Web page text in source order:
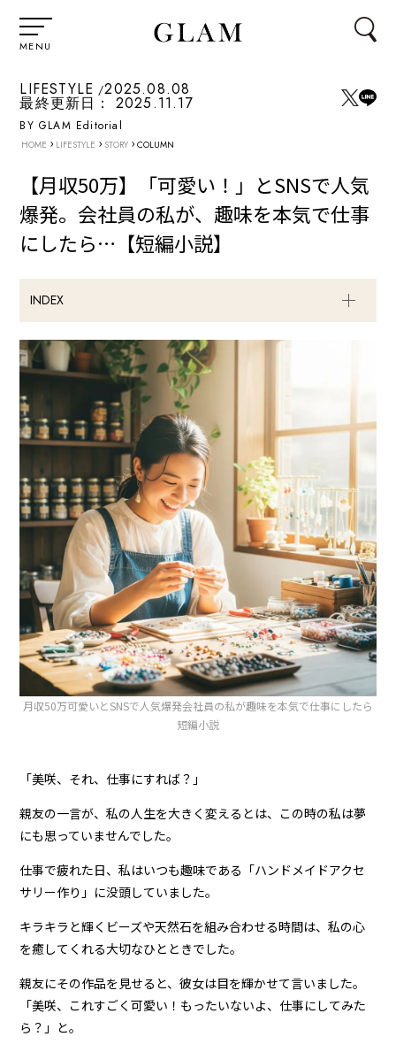
MENU
LIFESTYLE 2025.08.08
最終更新日： 2025.11.17
BY GLAM Editorial
HOME › LIFESTYLE › STORY › COLUMN
【月収50万】「可愛い！」とSNSで人気
爆発。会社員の私が、趣味を本気で仕事
にしたら…【短編小説】
INDEX
月収50万可愛いとSNSで人気爆発会社員の私が趣味を本気で仕事にしたら
短編小説
「美咲、それ、仕事にすれば？」
親友の一言が、私の人生を大きく変えるとは、この時の私は夢
にも思っていませんでした。
仕事で疲れた日、私はいつも趣味である「ハンドメイドアクセ
サリー作り」に没頭していました。
キラキラと輝くビーズや天然石を組み合わせる時間は、私の心
を癒してくれる大切なひとときでした。
親友にその作品を見せると、彼女は目を輝かせて言いました。
「美咲、これすごく可愛い！もったいないよ、仕事にしてみた
ら？」と。